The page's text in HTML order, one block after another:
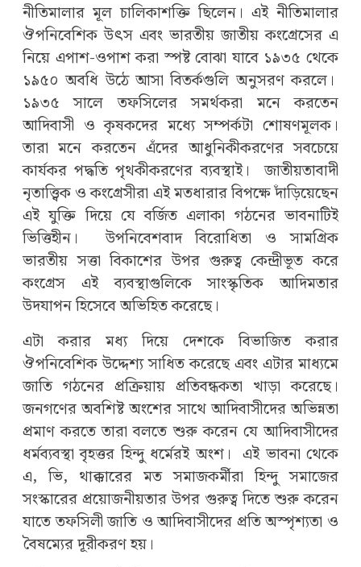
নীতিমালার মূল চালিকাশক্তি ছিলেন। এই নীতিমালার
ঔপনিবেশিক উৎস এবং ভারতীয় জাতীয় কংগ্রেসের এ
নিয়ে এপাশ-ওপাশ করা স্পষ্ট বোঝা যাবে ১৯৩৫ থেকে
১৯৫০ অবধি উঠে আসা বিতর্কগুলি অনুসরণ করলে।
১৯৩৫ সালে তফসিলের সমর্থকরা মনে করতেন
আদিবাসী ও কৃষকদের মধ্যে সম্পর্কটা শোষণমূলক।
তারা মনে করতেন এঁদের আধুনিকীকরণের সবচেয়ে
কার্যকর পদ্ধতি পৃথকীকরণের ব্যবস্থাই। জাতীয়তাবাদী
নৃতাত্ত্বিক ও কংগ্রেসীরা এই মতধারার বিপক্ষে দাঁড়িয়েছেন
এই যুক্তি দিয়ে যে বর্জিত এলাকা গঠনের ভাবনাটিই
ভিত্তিহীন। উপনিবেশবাদ বিরোধিতা ও সামগ্রিক
ভারতীয় সত্তা বিকাশের উপর গুরুত্ব কেন্দ্রীভূত করে
কংগ্রেস এই ব্যবস্থাগুলিকে সাংস্কৃতিক আদিমতার
উদযাপন হিসেবে অভিহিত করেছে।
এটা করার মধ্য দিয়ে দেশকে বিভাজিত করার
ঔপনিবেশিক উদ্দেশ্য সাধিত করেছে এবং এটার মাধ্যমে
জাতি গঠনের প্রক্রিয়ায় প্রতিবন্ধকতা খাড়া করেছে।
জনগণের অবশিষ্ট অংশের সাথে আদিবাসীদের অভিন্নতা
প্রমাণ করতে তারা বলতে শুরু করেন যে আদিবাসীদের
ধর্মব্যবস্থা বৃহত্তর হিন্দু ধর্মেরই অংশ। এই ভাবনা থেকে
এ, ভি, থাক্কারের মত সমাজকর্মীরা হিন্দু সমাজের
সংস্কারের প্রয়োজনীয়তার উপর গুরুত্ব দিতে শুরু করেন
যাতে তফসিলী জাতি ও আদিবাসীদের প্রতি অস্পৃশ্যতা ও
বৈষম্যের দূরীকরণ হয়।